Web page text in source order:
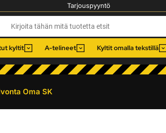
Tarjouspyyntö
kyltit A-telineet Kyltit omalla tekstillä
Oma SK